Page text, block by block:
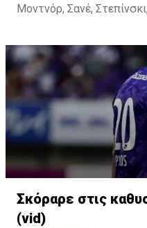
Μοντνόρ, Σανέ,
Σκόραρε στις
(vid)